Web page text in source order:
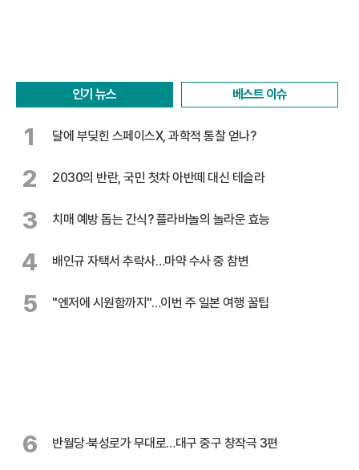
인기 뉴스 베스트 이슈
1 달에 부딪힌 스페이스X, 과학적 통찰 얻나?
2 2030의 반란, 국민 첫차 아반떼 대신 테슬라
3 치매 예방 돕는 간식? 플라바놀의 놀라운 효능
4 배인규 자택서 추락사…마약 수사 중 참변
5 "엔저에 시원함까지"…이번 주 일본 여행 꿀팁
6 반월당·북성로가 무대로…대구 중구 창작극 3편